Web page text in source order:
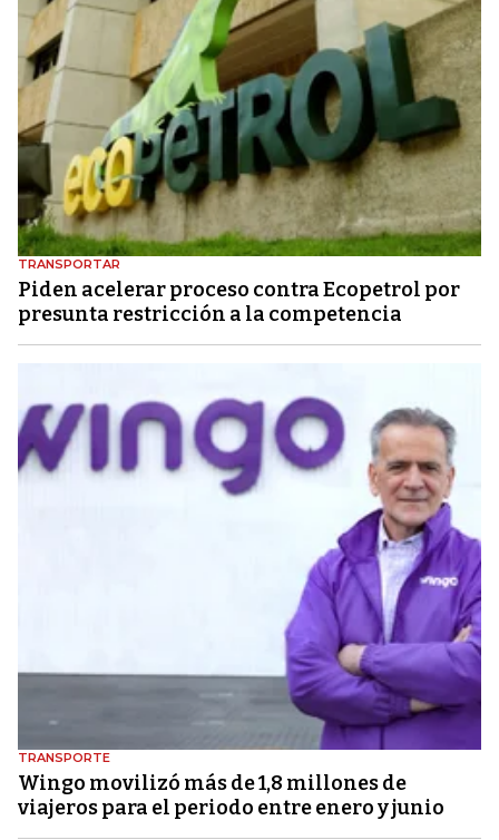
TRANSPORTAR
Piden acelerar proceso contra Ecopetrol por
presunta restricción a la competencia
TRANSPORTE
Wingo movilizó más de 1,8 millones de
viajeros para el periodo entre enero y junio